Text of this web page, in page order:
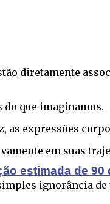
estimada de 90
diretamente
que imaginamos.
expressões
em suas
ignorância